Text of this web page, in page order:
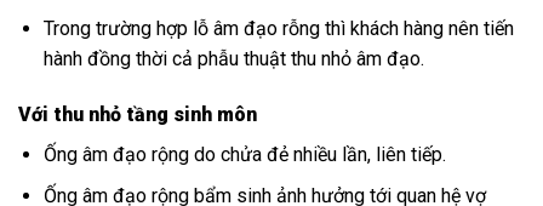
Trong trường hợp lỗ âm đạo rỗng thì khách hàng nên tiến
hành đồng thời cả phẫu thuật thu nhỏ âm đạo.
Với thu nhỏ tầng sinh môn
Ống âm đạo rộng do chửa đẻ nhiều lần, liên tiếp.
Ống âm đạo rộng bẩm sinh ảnh hưởng tới quan hệ vợ